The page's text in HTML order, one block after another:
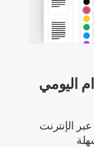
اليومي
تتميز أداة تعديل ملفات PDF عبر الإنترنت